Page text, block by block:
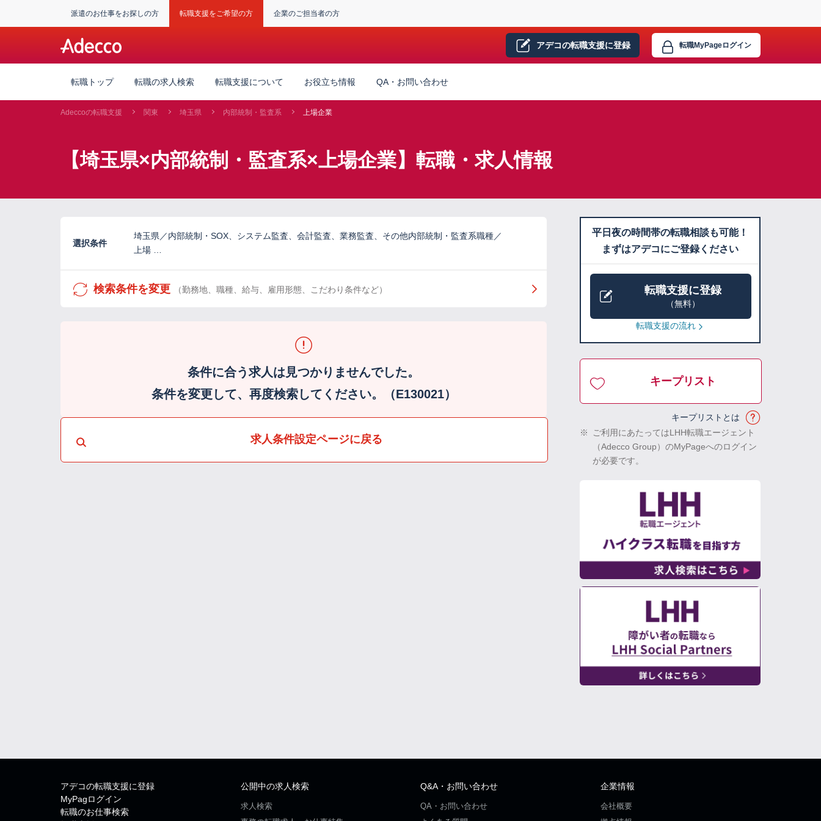
派遣のお仕事をお探しの方 転職支援をご希望の方 企業のご担当者の方
アデコの転職支援に登録 転職MyPageログイン
転職トップ 転職の求人検索 転職支援について お役立ち情報 QA・お問い合わせ
Adeccoの転職支援 関東 埼玉県 内部統制・監査系 上場企業
【埼玉県×内部統制・監査系×上場企業】転職・求人情報
選択条件
埼玉県／内部統制・SOX、システム監査、会計監査、業務監査、その他内部統制・監査系職種／
上場 …
検索条件を変更 （勤務地、職種、給与、雇用形態、こだわり条件など）
条件に合う求人は見つかりませんでした。
条件を変更して、再度検索してください。（E130021）
求人条件設定ページに戻る
平日夜の時間帯の転職相談も可能！
まずはアデコにご登録ください
転職支援に登録
（無料）
転職支援の流れ
キープリスト
キープリストとは
※
ご利用にあたってはLHH転職エージェント
（Adecco Group）のMyPageへのログイン
が必要です。
アデコの転職支援に登録
MyPagログイン
転職のお仕事検索
公開中の求人検索
求人検索
Q&A・お問い合わせ
QA・お問い合わせ
企業情報
会社概要